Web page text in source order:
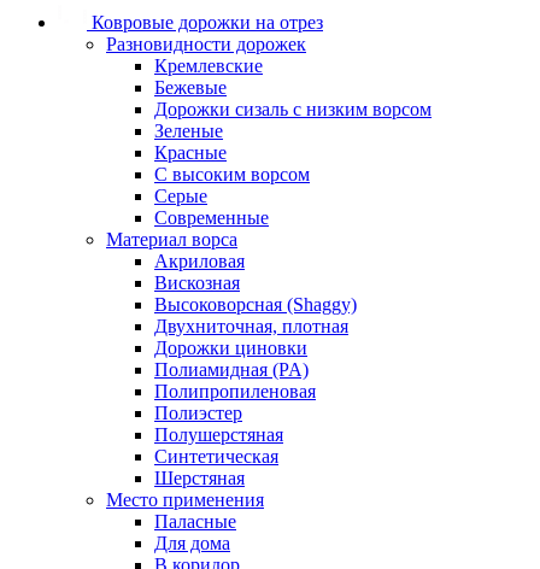
Ковровые дорожки на отрез
Разновидности дорожек
Кремлевские
Бежевые
Дорожки сизаль с низким ворсом
Зеленые
Красные
С высоким ворсом
Серые
Современные
Материал ворса
Акриловая
Вискозная
Высоковорсная (Shaggy)
Двухниточная, плотная
Дорожки циновки
Полиамидная (PA)
Полипропиленовая
Полиэстер
Полушерстяная
Синтетическая
Шерстяная
Место применения
Паласные
Для дома
В коридор